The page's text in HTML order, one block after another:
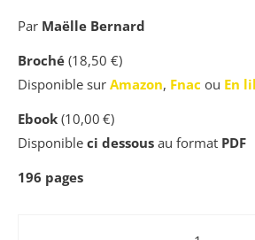
Par Maëlle Bernard
Broché (18,50 €)
Disponible sur Amazon, Fnac ou En
Ebook (10,00 €)
Disponible ci dessous au format PDF
196 pages